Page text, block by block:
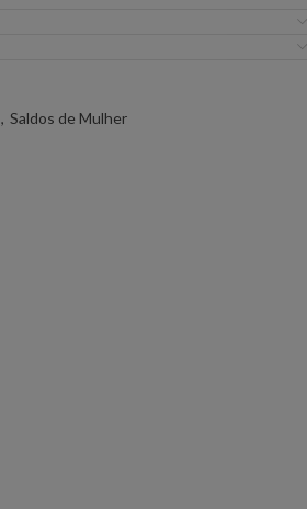
, Saldos de Mulher